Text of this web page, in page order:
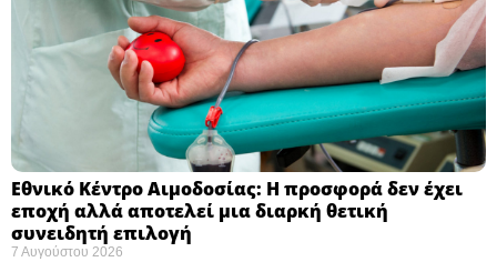
Εθνικό Κέντρο Αιμοδοσίας: H προσφορά δεν έχει
εποχή αλλά αποτελεί μια διαρκή θετική
συνειδητή επιλογή ​
7 Αυγούστου 2026